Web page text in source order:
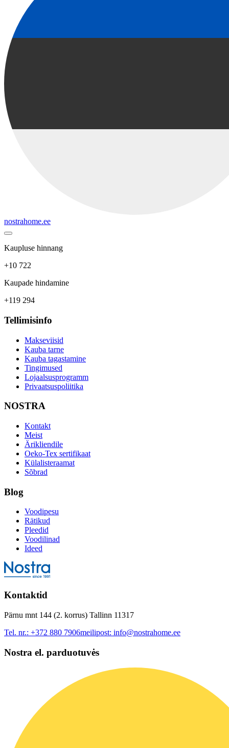
nostrahome.ee
Kaupluse hinnang
+10 722
Kaupade hindamine
+119 294
Tellimisinfo
Makseviisid
Kauba tarne
Kauba tagastamine
Tingimused
Lojaalsusprogramm
Privaatsuspoliitika
NOSTRA
Kontakt
Meist
Ärikliendile
Oeko-Tex sertifikaat
Külalisteraamat
Sõbrad
Blog
Voodipesu
Rätikud
Pleedid
Voodilinad
Ideed
Kontaktid
Pärnu mnt 144 (2. korrus) Tallinn 11317
Tel. nr.: +372 880 7906meilipost: info@nostrahome.ee
Nostra el. parduotuvės